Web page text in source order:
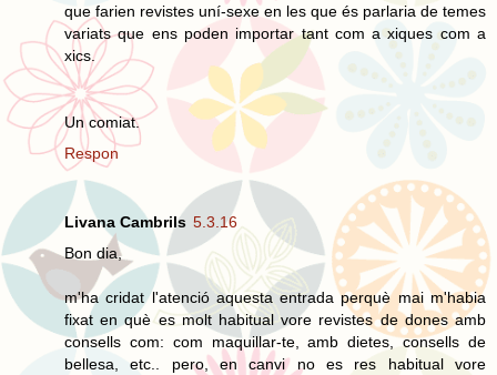
que farien revistes uní-sexe en les que és parlaria de temes
variats que ens poden importar tant com a xiques com a
xics.
Un comiat.
Respon
Livana Cambrils 5.3.16
Bon dia,
m'ha cridat l'atenció aquesta entrada perquè mai m'habia
fixat en què es molt habitual vore revistes de dones amb
consells com: com maquillar-te, amb dietes, consells de
bellesa, etc.. pero, en canvi no es res habitual vore